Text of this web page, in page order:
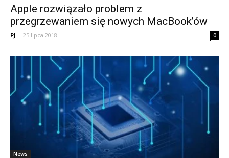
Apple rozwiązało problem z
przegrzewaniem się nowych MacBook’ów
PJ - 25 lipca 2018 0
News